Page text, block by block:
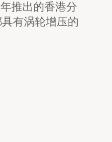
推出的香港分
有涡轮增压的